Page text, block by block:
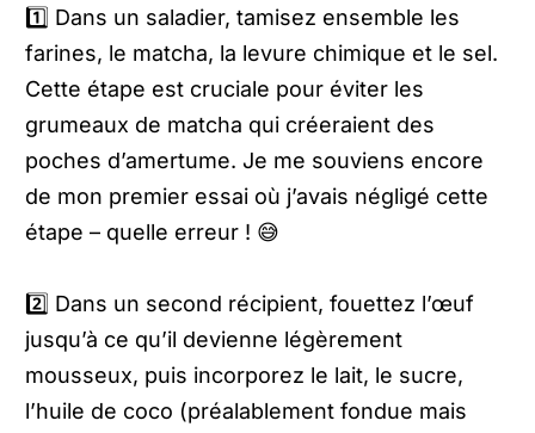
1️⃣ Dans un saladier, tamisez ensemble les
farines, le matcha, la levure chimique et le sel.
Cette étape est cruciale pour éviter les
grumeaux de matcha qui créeraient des
poches d’amertume. Je me souviens encore
de mon premier essai où j’avais négligé cette
étape – quelle erreur ! 😅
2️⃣ Dans un second récipient, fouettez l’œuf
jusqu’à ce qu’il devienne légèrement
mousseux, puis incorporez le lait, le sucre,
l’huile de coco (préalablement fondue mais